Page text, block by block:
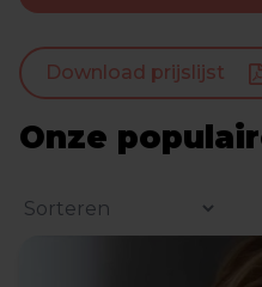
Download prijslijst
Onze